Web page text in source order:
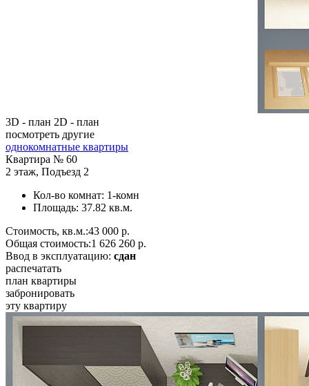
3D - план 2D - план
посмотреть другие
однокомнатные квартиры
Квартира № 60
2 этаж, Подъезд 2
Кол-во комнат: 1-комн
Площадь: 37.82 кв.м.
Стоимость, кв.м.:43 000 р.
Общая стоимость:1 626 260 р.
Ввод в эксплуатацию: сдан
распечатать
план квартиры
забронировать
эту квартиру